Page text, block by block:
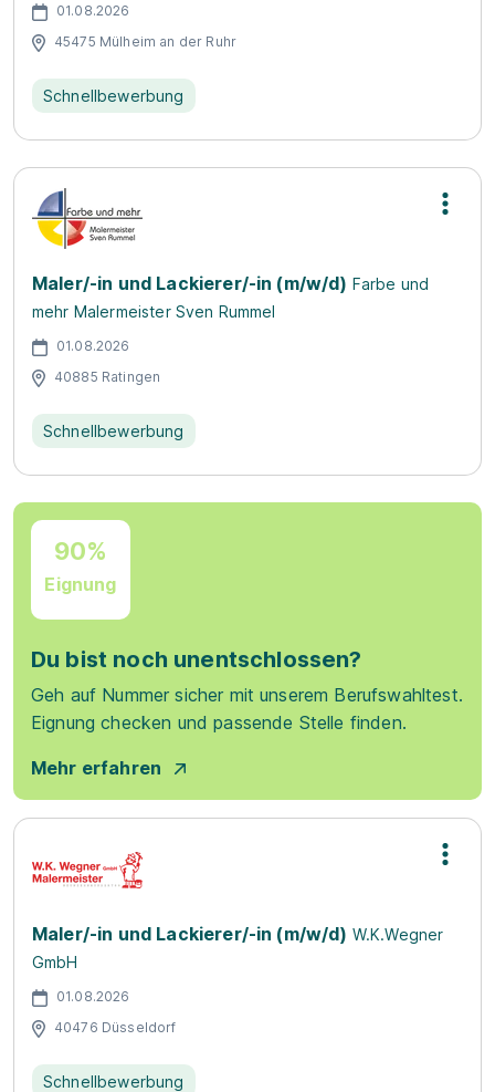
01.08.2026
45475 Mülheim an der Ruhr
Schnellbewerbung
Maler/-in und Lackierer/-in (m/w/d) Farbe und
mehr Malermeister Sven Rummel
01.08.2026
40885 Ratingen
Schnellbewerbung
90%
Eignung
Du bist noch unentschlossen?
Geh auf Nummer sicher mit unserem Berufswahltest.
Eignung checken und passende Stelle finden.
Mehr erfahren
Maler/-in und Lackierer/-in (m/w/d) W.K.Wegner
GmbH
01.08.2026
40476 Düsseldorf
Schnellbewerbung